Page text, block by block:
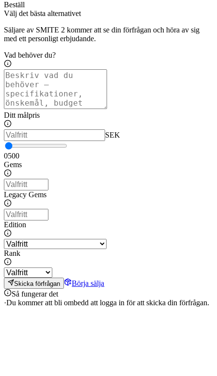
Beställ
Välj det bästa alternativet
Säljare av SMITE 2 kommer att se din förfrågan och höra av sig
med ett personligt erbjudande.
Vad behöver du?
Ditt målpris
SEK
0500
Gems
Legacy Gems
Edition
Rank
Skicka förfrågan
Börja sälja
Så fungerar det
·Du kommer att bli ombedd att logga in för att skicka din förfrågan.